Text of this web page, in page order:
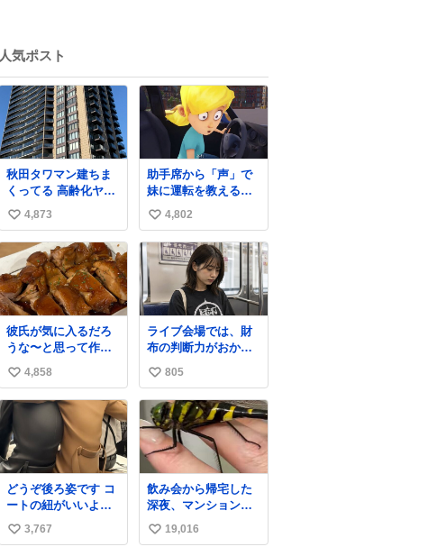
人気ポスト
秋田タワマン建ちま
くってる 高齢化ヤバ
すぎて駅前にコンパ
クトシティつくって
高齢者を住ませる考
えらしい 病院も全部
駅前にある
い
い
ね
数
4,873
助手席から「声」で
妹に運転を教えるゲ
ーム『妹に運転を教
える』の最新映像が
公開。危険だらけの
道路で生き残れるか
news.denfaminicog
amer.jp/news/26080
6s プレイヤーの声を
聞いて反応する妹
に、直接“口頭”で指
示を出していく。妹
のハンドリングには
不安が残るが、事故
を起こせば大爆発
い
い
ね
数
4,802
彼氏が気に入るだろ
うな〜と思って作っ
たら想像の何倍も美
味しい美味しい言っ
てくれて嬉しい
い
い
数
4,858
ライブ会場では、財
布の判断力がおかし
くなる。
い
い
ね
数
805
どうぞ後ろ姿です コ
ートの紐がいいよ
ね…そして腰が細い
い
3,767
飲み会から帰宅した
深夜、マンションの
廊下にいらっしゃっ
たオニヤンマ様 まさ
い
19,016